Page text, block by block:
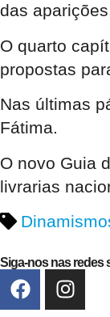
das
O quarto
propostas
Nas últimas
Fátima.
O novo Guia
livrarias
Siga-nos nas redes